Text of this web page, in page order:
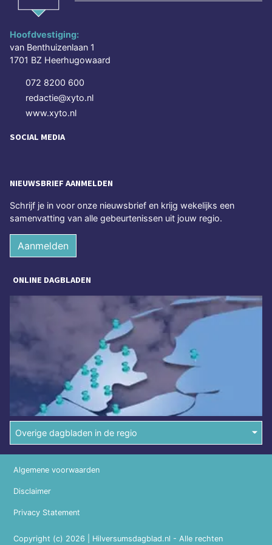
Hoofdvestiging:
van Benthuizenlaan 1
1701 BZ Heerhugowaard
072 8200 600
redactie@xyto.nl
www.xyto.nl
SOCIAL MEDIA
NIEUWSBRIEF AANMELDEN
Schrijf je in voor onze nieuwsbrief en krijg wekelijks een
samenvatting van alle gebeurtenissen uit jouw regio.
Aanmelden
ONLINE DAGBLADEN
Overige dagbladen in de regio
Copyright (c) 2026 | Hilversumsdagblad.nl - Alle rechten
Algemene voorwaarden
Disclaimer
Privacy Statement